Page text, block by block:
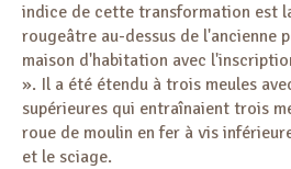
indice de cette transformation est
rougeâtre au-dessus de l'ancienne
maison d'habitation avec
». Il a été étendu à trois meules
supérieures qui entraînaient trois
roue de moulin en fer à vis
et le sciage.